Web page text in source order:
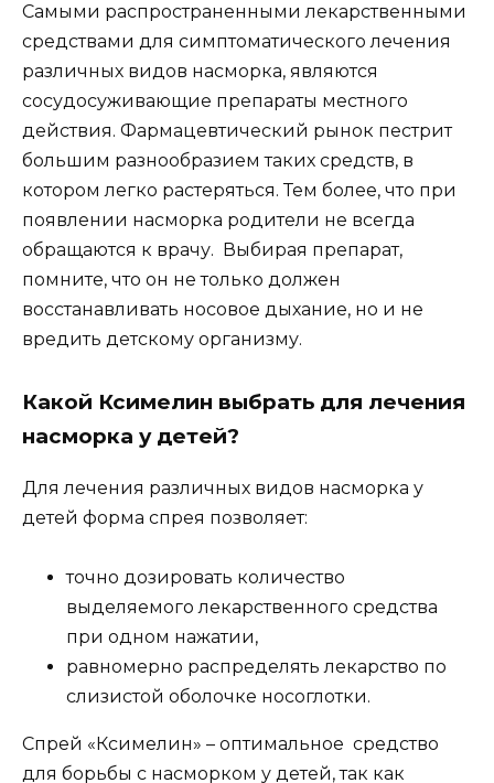
Самыми распространенными лекарственными
средствами для симптоматического лечения
различных видов насморка, являются
сосудосуживающие препараты местного
действия. Фармацевтический рынок пестрит
большим разнообразием таких средств, в
котором легко растеряться. Тем более, что при
появлении насморка родители не всегда
обращаются к врачу. Выбирая препарат,
помните, что он не только должен
восстанавливать носовое дыхание, но и не
вредить детскому организму.
Какой Ксимелин выбрать для лечения
насморка у детей?
Для лечения различных видов насморка у
детей форма спрея позволяет:
точно дозировать количество
выделяемого лекарственного средства
при одном нажатии,
равномерно распределять лекарство по
слизистой оболочке носоглотки.
Спрей «Ксимелин» – оптимальное средство
для борьбы с насморком у детей, так как